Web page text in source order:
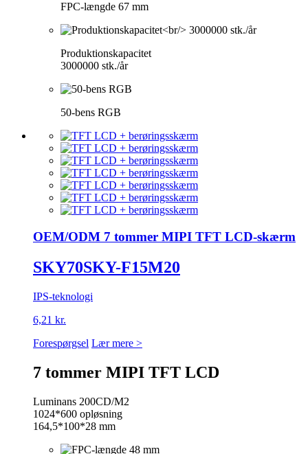
FPC-længde 67 mm
Produktionskapacitet
3000000 stk./år
50-bens RGB
OEM/ODM 7 tommer MIPI TFT LCD-skærm
SKY70SKY-F15M20
IPS-teknologi
6,21 kr.
Forespørgsel Lær mere >
7 tommer MIPI TFT LCD
Luminans 200CD/M2
1024*600 opløsning
164,5*100*28 mm